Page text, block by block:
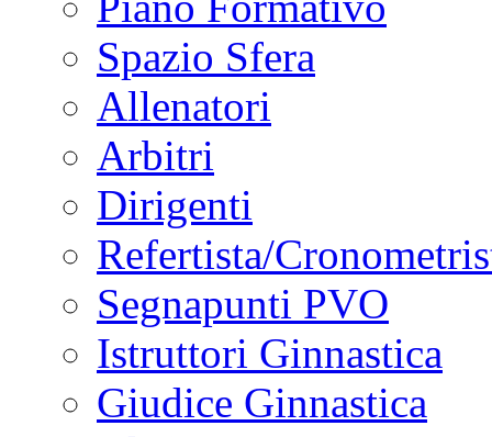
Spazio Sfera
Allenatori
Arbitri
Dirigenti
Refertista/
Segnapunti PVO
Istruttori Ginnastica
Giudice Ginnastica